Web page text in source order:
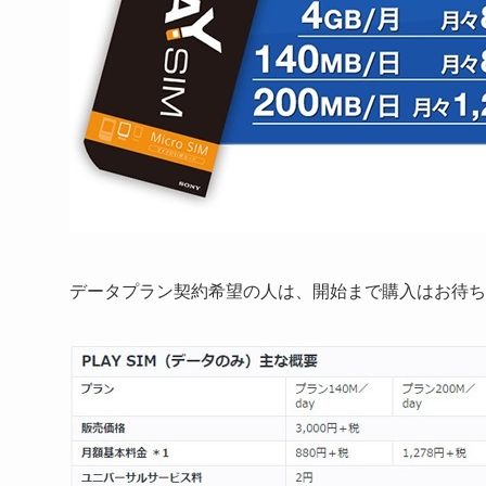
データプラン契約希望の人は、開始まで購入はお待